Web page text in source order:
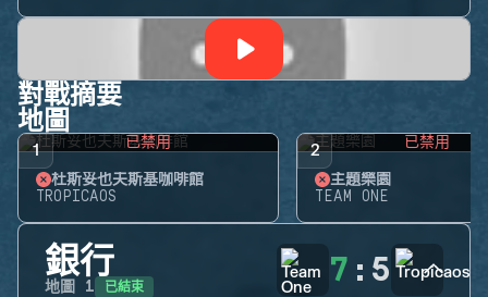
對戰摘要
地圖
1 已禁用
杜斯妥也夫斯基咖啡館
TROPICAOS
2 已禁用
主題樂園
TEAM ONE
銀行
地圖 1 已結束 7 : 5